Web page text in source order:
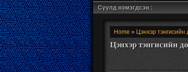
Сүүлд нэмэгдсэн :
Home » Цэнхэр
Цэнхэр тэнгисийн